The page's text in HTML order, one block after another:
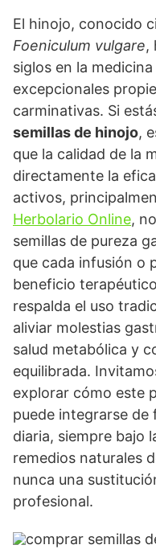
El hinojo, conocido
Foeniculum vulgare,
siglos en la
excepcionales
carminativas. Si
semillas de hinojo,
que la calidad de la
directamente la
activos,
Herbolario Online,
semillas de pureza
que cada infusión o
beneficio
respalda el uso
aliviar molestias
salud metabólica y
equilibrada.
explorar cómo este
puede integrarse de
diaria, siempre bajo
remedios naturales
nunca una
profesional.